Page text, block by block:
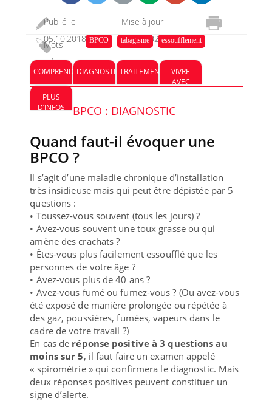
Publié le
05.10.2018
Mise à jour
13.01.2023
Mots-
clés :
BPCO tabagisme essoufflement
COMPRENDREDIAGNOSTICTRAITEMENT
VIVRE
AVEC
PLUS
D’INFOS
BPCO : DIAGNOSTIC
Quand faut-il évoquer une
BPCO ?
Il s’agit d’une maladie chronique d’installation
très insidieuse mais qui peut être dépistée par 5
questions :
• Toussez-vous souvent (tous les jours) ?
• Avez-vous souvent une toux grasse ou qui
amène des crachats ?
• Êtes-vous plus facilement essoufflé que les
personnes de votre âge ?
• Avez-vous plus de 40 ans ?
• Avez-vous fumé ou fumez-vous ? (Ou avez-vous
été exposé de manière prolongée ou répétée à
des gaz, poussières, fumées, vapeurs dans le
cadre de votre travail ?)
En cas de réponse positive à 3 questions au
moins sur 5, il faut faire un examen appelé
« spirométrie » qui confirmera le diagnostic. Mais
deux réponses positives peuvent constituer un
signe d’alerte.